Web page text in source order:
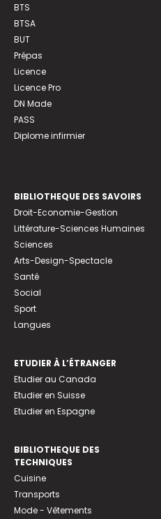
BTS
BTSA
BUT
Prépas
Licence
Licence Pro
DN Made
PASS
Diplome infirmier
BIBLIOTHEQUE DES SAVOIRS
Droit-Economie-Gestion
Littérature-Sciences Humaines
Sciences
Arts-Design-Spectacle
Santé
Social
Sport
Langues
ETUDIER À L’ÉTRANGER
Etudier au Canada
Etudier en Suisse
Etudier en Espagne
BIBLIOTHEQUE DES
TECHNIQUES
Cuisine
Transports
Mode - Vêtements